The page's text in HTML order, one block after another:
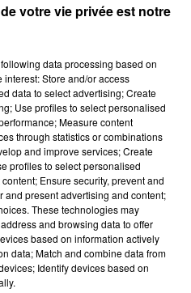
votre vie privée est notre
data processing based on
Store and/or access
data to select advertising; Create
Use profiles to select personalised
Measure content
through statistics or combinations
and improve services; Create
profiles to select personalised
Ensure security, prevent and
and present advertising and content;
These technologies may
and browsing data to offer
based on information actively
data; Match and combine data from
Identify devices based on